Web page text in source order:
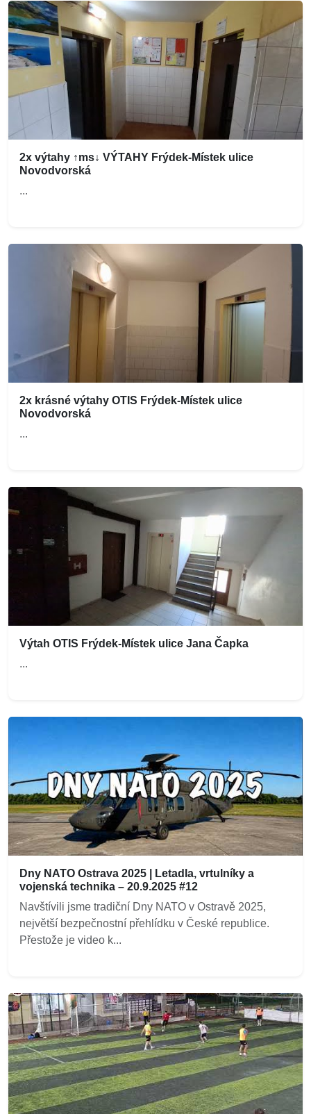
2x výtahy ↑ms↓ VÝTAHY Frýdek-Místek ulice
Novodvorská
...
2x krásné výtahy OTIS Frýdek-Místek ulice
Novodvorská
...
Výtah OTIS Frýdek-Místek ulice Jana Čapka
...
Dny NATO Ostrava 2025 | Letadla, vrtulníky a
vojenská technika – 20.9.2025 #12
Navštívili jsme tradiční Dny NATO v Ostravě 2025,
největší bezpečnostní přehlídku v České republice.
Přestože je video k...